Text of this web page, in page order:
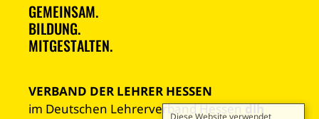
GEMEINSAM.
BILDUNG.
MITGESTALTEN.
VERBAND DER LEHRER HESSEN
im Deutschen Lehrerverband Hessendlh
Diese Website verwendet